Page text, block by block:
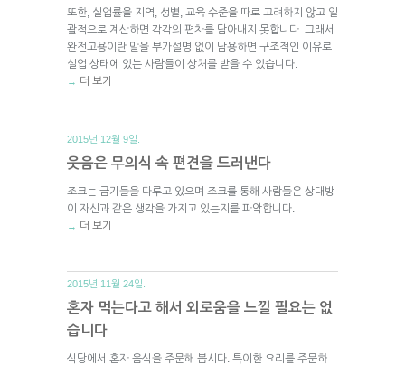
또한, 실업률을 지역, 성별, 교육 수준을 따로 고려하지 않고 일
괄적으로 계산하면 각각의 편차를 담아내지 못합니다. 그래서
완전고용이란 말을 부가설명 없이 남용하면 구조적인 이유로
실업 상태에 있는 사람들이 상처를 받을 수 있습니다.
→ 더 보기
2015년 12월 9일.
웃음은 무의식 속 편견을 드러낸다
조크는 금기들을 다루고 있으며 조크를 통해 사람들은 상대방
이 자신과 같은 생각을 가지고 있는지를 파악합니다.
→ 더 보기
2015년 11월 24일.
혼자 먹는다고 해서 외로움을 느낄 필요는 없
습니다
식당에서 혼자 음식을 주문해 봅시다. 특이한 요리를 주문하